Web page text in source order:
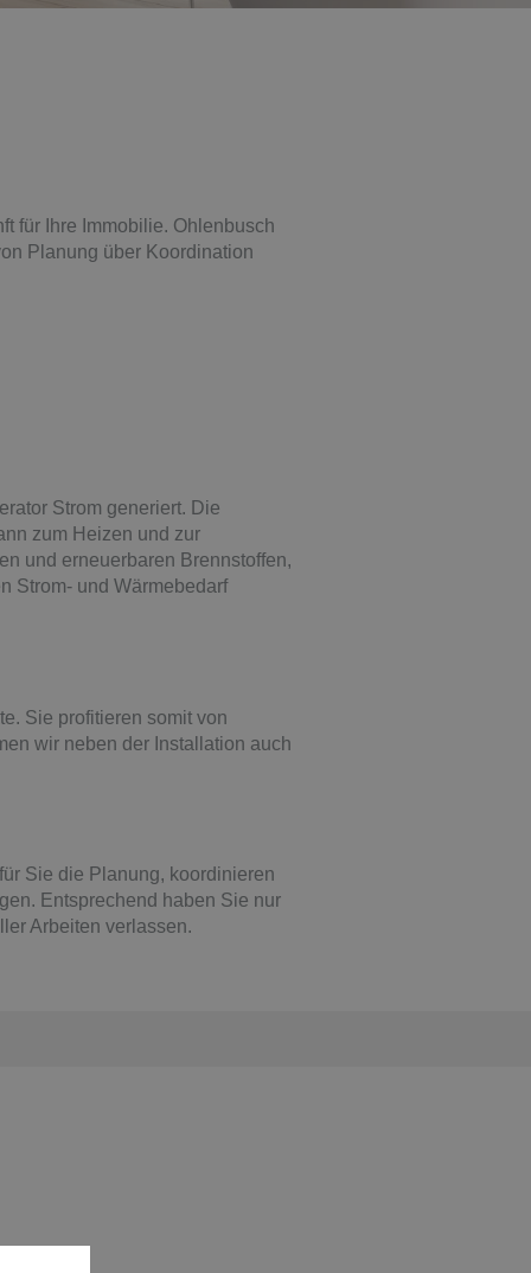
für Ihre Immobilie. Ohlenbusch
Planung über Koordination
Strom generiert. Die
zum Heizen und zur
und erneuerbaren Brennstoffen,
Strom- und Wärmebedarf
Sie profitieren somit von
wir neben der Installation auch
Sie die Planung, koordinieren
Entsprechend haben Sie nur
Arbeiten verlassen.